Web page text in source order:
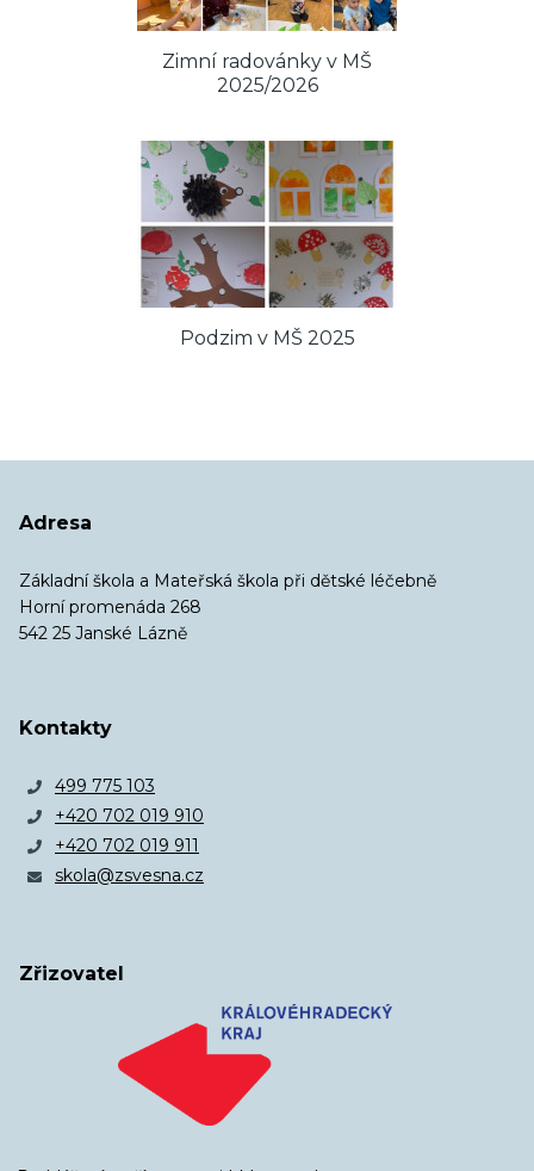
Zimní radovánky v MŠ
2025/2026
Podzim v MŠ 2025
Adresa
Základní škola a Mateřská škola při dětské léčebně
Horní promenáda 268
542 25 Janské Lázně
Kontakty
499 775 103
+420 702 019 910
+420 702 019 911
skola@zsvesna.cz
Zřizovatel